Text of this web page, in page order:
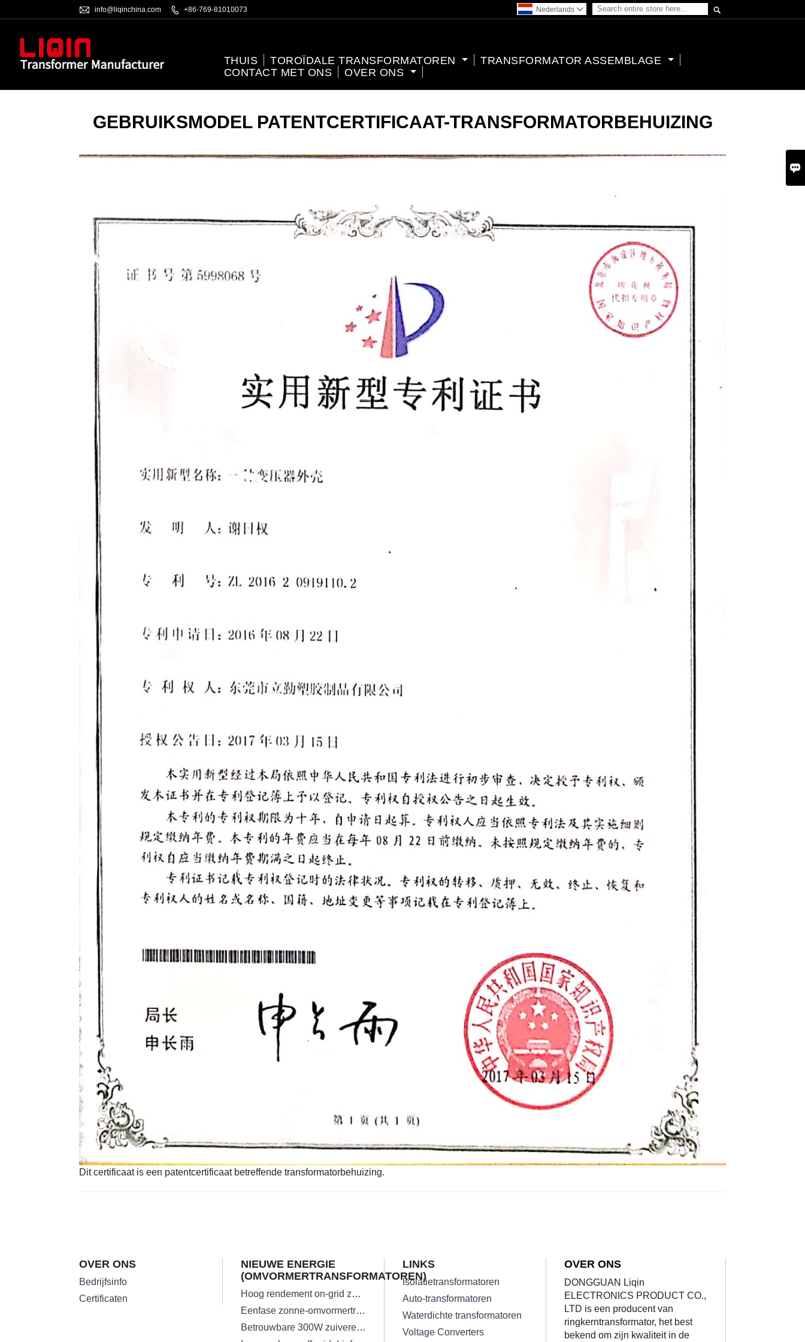

 info@liqinchina.com  +86-769-81010073 
Nederlands 
THUIS TOROÏDALE TRANSFORMATOREN
TRANSFORMATOR ASSEMBLAGE
CONTACT MET ONS
OVER ONS
GEBRUIKSMODEL PATENTCERTIFICAAT-TRANSFORMATORBEHUIZING
Dit certificaat is een patentcertificaat betreffende transformatorbehuizing.
OVER ONS
Bedrijfsinfo
Certificaten
NIEUWE ENERGIE
(OMVORMERTRANSFORMATOREN)
Hoog rendement on-grid zonne-omvormertransformator
Eenfase zonne-omvormertransformatoren
Betrouwbare 300W zuivere sinusomvormertransformator
LINKS
Isolatietransformatoren
Auto-transformatoren
Waterdichte transformatoren
Voltage Converters
OVER ONS
DONGGUAN Liqin
ELECTRONICS PRODUCT CO.,
LTD is een producent van
ringkerntransformator, het best
bekend om zijn kwaliteit in de